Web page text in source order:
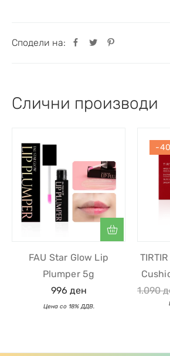
Сподели на:
Слични производи
FAU Star Glow Lip
Plumper 5g
996 ден
-
1.090